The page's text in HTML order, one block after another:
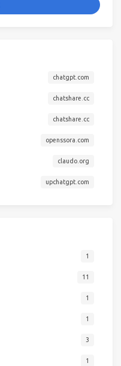
chatgpt.com
chatshare.cc
chatshare.cc
openssora.com
claudo.org
upchatgpt.com
1
11
1
1
3
1